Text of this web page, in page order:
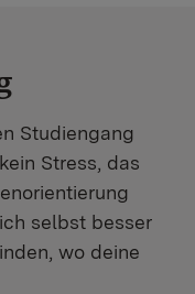
Studiengang
Stress, das
selbst besser
wo deine